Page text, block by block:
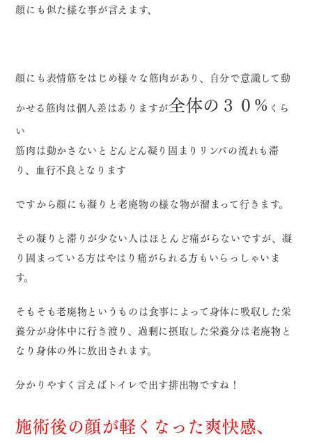
顔にも似た様な事が言えます、
顔にも表情筋をはじめ様々な筋肉があり、自分で意識して動
かせる筋肉は個人差はありますが全体の３０% くら
い
筋肉は動かさないとどんどん凝り固まりリンパの流れも滞
り、血行不良となります
ですから顔にも凝りと老廃物の様な物が溜まって行きます。
その凝りと滞りが少ない人はほとんど痛がらないですが、凝
り固まっている方はやはり痛がられる方もいらっしゃいま
す。
そもそも老廃物というものは食事によって身体に吸収した栄
養分が身体中に行き渡り、過剰に摂取した栄養分は老廃物と
なり身体の外に放出されます。
分かりやすく言えばトイレで出す排出物ですね！
施術後の顔が軽くなった爽快感、